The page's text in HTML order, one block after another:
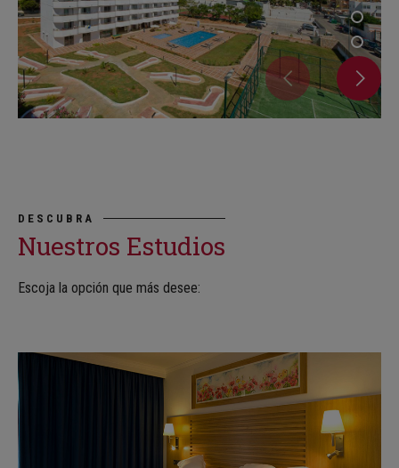
2
3
DESCUBRA
Nuestros Estudios
Escoja la opción que más desee: